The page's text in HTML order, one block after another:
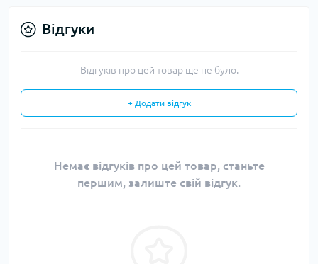
Відгуки
Відгуків про цей товар ще не було.
+ Додати відгук
Немає відгуків про цей товар, станьте
першим, залиште свій відгук.